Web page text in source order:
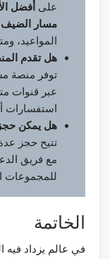
على أفضل
مسار الضيف
المواعيد،
هل تقدم
توفر منصة
عبر قنوات
استفسارات
هل يمكن
تتيح حجز
مع فريق
للمجموعات
الخاتمة
في عالم يزداد فيه